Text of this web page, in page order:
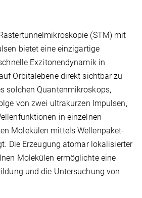
(STM) mit
bietet eine einzigartige
Exzitonendynamik in
Orbitalebene direkt sichtbar zu
solchen Quantenmikroskops,
von zwei ultrakurzen Impulsen,
in einzelnen
Molekülen mittels Wellenpaket-
Die Erzeugung atomar lokalisierter
Molekülen ermöglichte eine
und die Untersuchung von